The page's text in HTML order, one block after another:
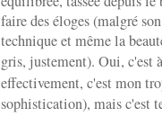
faire des éloges (malgré
technique et même la
gris, justement). Oui, c'est
effectivement, c'est mon
sophistication), mais c'est